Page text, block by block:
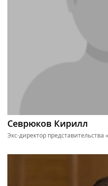
Севрюков Кирилл
Экс-директор